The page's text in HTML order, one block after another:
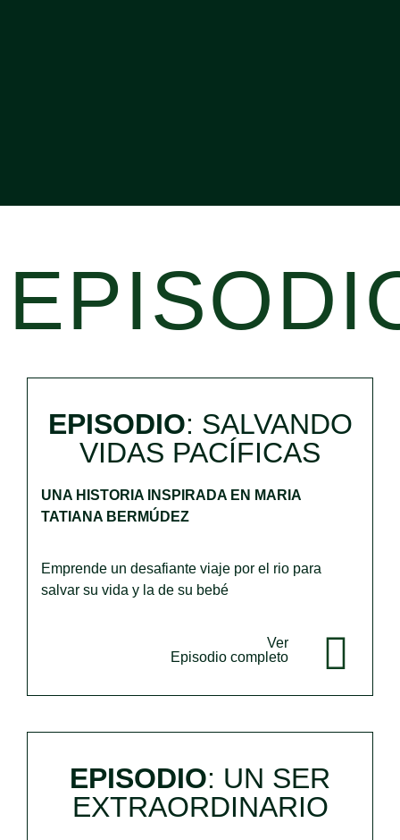
EPISODIO: SALVANDO
VIDAS PACÍFICAS
UNA HISTORIA INSPIRADA EN MARIA
TATIANA BERMÚDEZ
Emprende un desafiante viaje por el rio para
salvar su vida y la de su bebé
Ver
Episodio completo
EPISODIO: UN SER
EXTRAORDINARIO